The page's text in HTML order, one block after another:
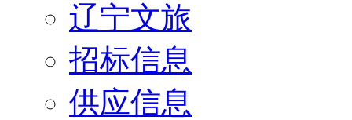
辽宁文旅
招标信息
供应信息